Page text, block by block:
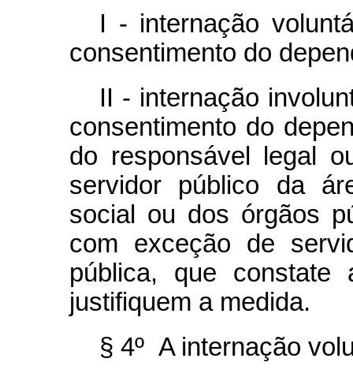
I - internação
consentimento do
II - internação
consentimento do
do responsável legal
servidor público da
social ou dos órgãos
com exceção de
pública, que
justifiquem a medida.
§ 4º A internação